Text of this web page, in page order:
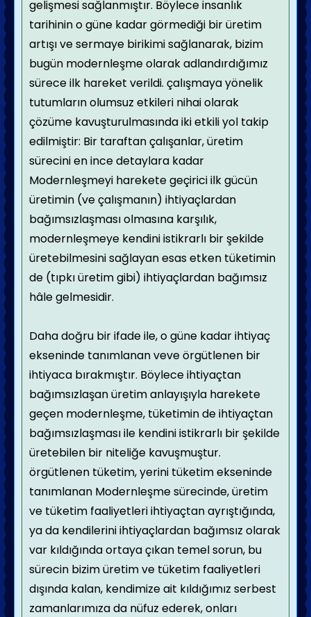
gelişmesi sağlanmıştır. Böylece insanlık
tarihinin o güne kadar görmediği bir üretim
artışı ve sermaye birikimi sağlanarak, bizim
bugün modernleşme olarak adlandırdığımız
sürece ilk hareket verildi. çalışmaya yönelik
tutumların olumsuz etkileri nihai olarak
çözüme kavuşturulmasında iki etkili yol takip
edilmiştir: Bir taraftan çalışanlar, üretim
sürecini en ince detaylara kadar
Modernleşmeyi harekete geçirici ilk gücün
üretimin (ve çalışmanın) ihtiyaçlardan
bağımsızlaşması olmasına karşılık,
modernleşmeye kendini istikrarlı bir şekilde
üretebilmesini sağlayan esas etken tüketimin
de (tıpkı üretim gibi) ihtiyaçlardan bağımsız
hâle gelmesidir.
Daha doğru bir ifade ile, o güne kadar ihtiyaç
ekseninde tanımlanan veve örgütlenen bir
ihtiyaca bırakmıştır. Böylece ihtiyaçtan
bağımsızlaşan üretim anlayışıyla harekete
geçen modernleşme, tüketimin de ihtiyaçtan
bağımsızlaşması ile kendini istikrarlı bir şekilde
üretebilen bir niteliğe kavuşmuştur.
örgütlenen tüketim, yerini tüketim ekseninde
tanımlanan Modernleşme sürecinde, üretim
ve tüketim faaliyetleri ihtiyaçtan ayrıştığında,
ya da kendilerini ihtiyaçlardan bağımsız olarak
var kıldığında ortaya çıkan temel sorun, bu
sürecin bizim üretim ve tüketim faaliyetleri
dışında kalan, kendimize ait kıldığımız serbest
zamanlarımıza da nüfuz ederek, onları